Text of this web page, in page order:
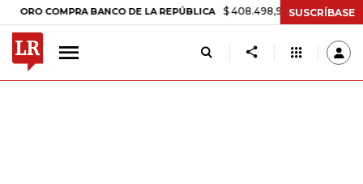
COMPRA BANCO DE LA REPÚBLICA $ 408.498,97 +$ 8.753,81 +2,19%
SUSCRÍBASE